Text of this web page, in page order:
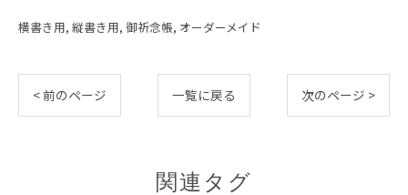
横書き用 縦書き用 御祈念帳 オーダーメイド
< 前のページ 一覧に戻る 次のページ >
関連タグ